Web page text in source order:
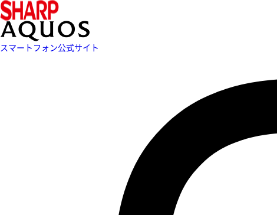
スマートフォン公式サイト